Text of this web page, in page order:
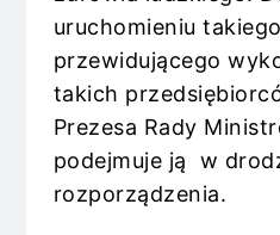
uruchomieniu
przewidującego
takich
Prezesa Rady
podejmuje ją w
rozporządzenia.